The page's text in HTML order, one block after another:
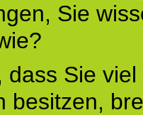
Sie
dass Sie
besitzen,